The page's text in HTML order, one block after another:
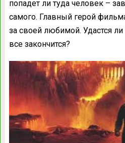
попадет ли туда человек –
самого. Главный герой
за своей любимой. Удастся
все закончится?